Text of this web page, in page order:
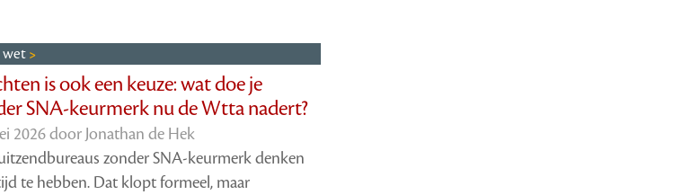
wet
is ook een keuze: wat doe je
SNA-keurmerk nu de Wtta nadert?
2026 doorJonathan de Hek
zonder SNA-keurmerk denken
te hebben. Dat klopt formeel, maar